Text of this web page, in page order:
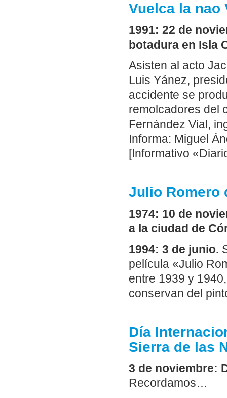
Vuelca la nao
1991: 22 de
botadura en Isla
Asisten al acto
Luis Yánez,
accidente se
remolcadores del
Fernández Vial,
Informa: Miguel
[Informativo
Julio Romero
1974: 10 de
a la ciudad de
1994: 3 de junio.
película «Julio
entre 1939 y
conservan del
Día
Sierra de las
3 de noviembre:
Recordamos…